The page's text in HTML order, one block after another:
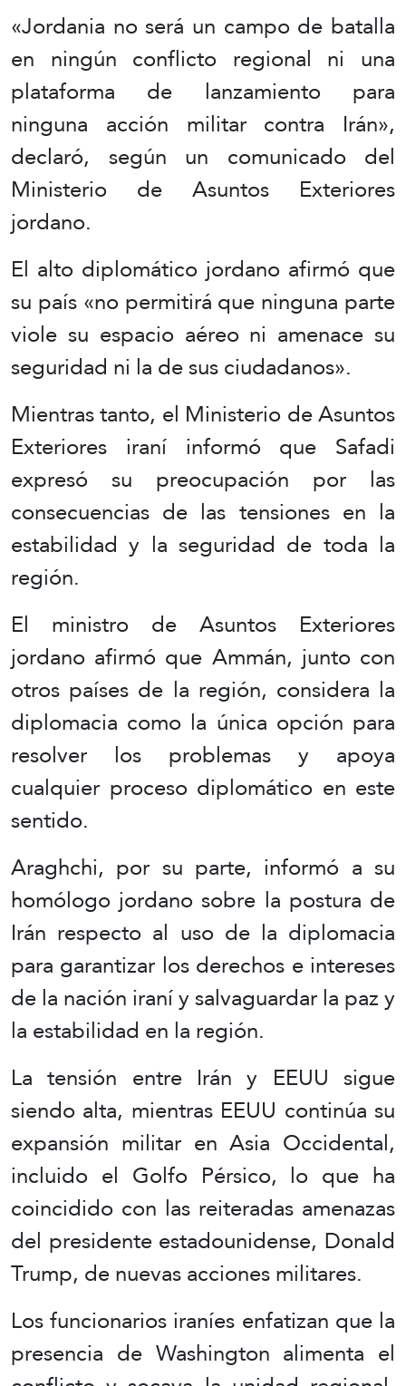
«Jordania no será un campo de batalla
en ningún conflicto regional ni una
plataforma de lanzamiento para
ninguna acción militar contra Irán»,
declaró, según un comunicado del
Ministerio de Asuntos Exteriores
jordano.
El alto diplomático jordano afirmó que
su país «no permitirá que ninguna parte
viole su espacio aéreo ni amenace su
seguridad ni la de sus ciudadanos».
Mientras tanto, el Ministerio de Asuntos
Exteriores iraní informó que Safadi
expresó su preocupación por las
consecuencias de las tensiones en la
estabilidad y la seguridad de toda la
región.
El ministro de Asuntos Exteriores
jordano afirmó que Ammán, junto con
otros países de la región, considera la
diplomacia como la única opción para
resolver los problemas y apoya
cualquier proceso diplomático en este
sentido.
Araghchi, por su parte, informó a su
homólogo jordano sobre la postura de
Irán respecto al uso de la diplomacia
para garantizar los derechos e intereses
de la nación iraní y salvaguardar la paz y
la estabilidad en la región.
La tensión entre Irán y EEUU sigue
siendo alta, mientras EEUU continúa su
expansión militar en Asia Occidental,
incluido el Golfo Pérsico, lo que ha
coincidido con las reiteradas amenazas
del presidente estadounidense, Donald
Trump, de nuevas acciones militares.
Los funcionarios iraníes enfatizan que la
presencia de Washington alimenta el